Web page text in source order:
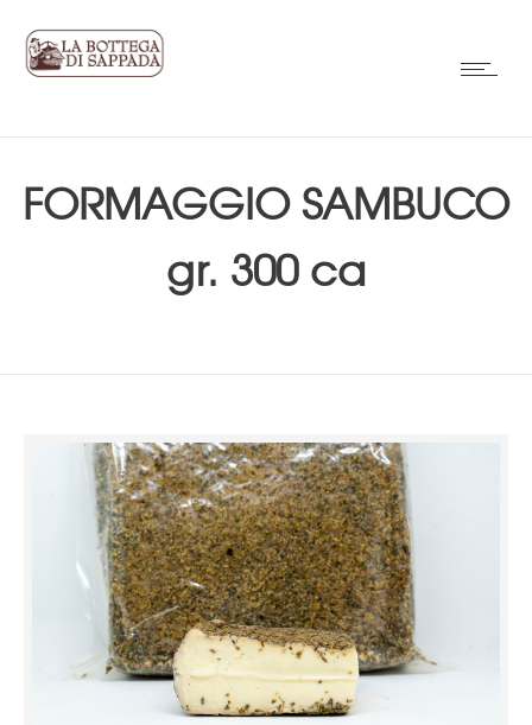
FORMAGGIO SAMBUCO
gr. 300 ca